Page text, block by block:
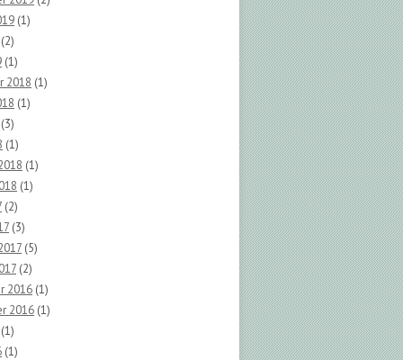
(1)
(1)
2018 (1)
(1)
(1)
(1)
(1)
(2)
(3)
(5)
(2)
2016 (1)
2016 (1)
(1)